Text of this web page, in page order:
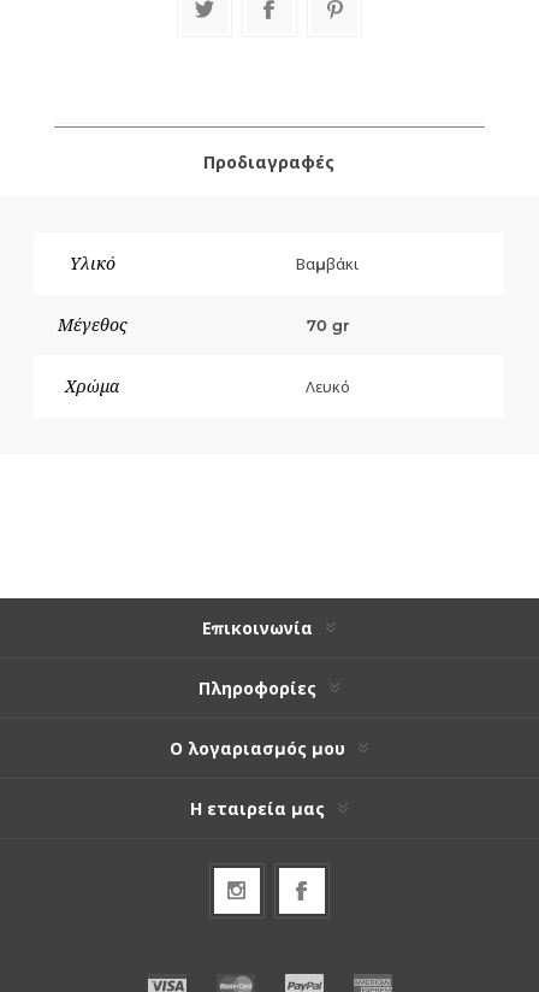
Προδιαγραφές
Υλικό Βαμβάκι
Μέγεθος 70 gr
Χρώμα Λευκό
Επικοινωνία
Πληροφορίες
Ο λογαριασμός μου
Η εταιρεία μας